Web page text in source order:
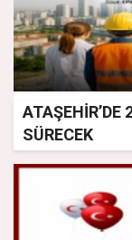
ATAŞEHİR’DE
SÜRECEK